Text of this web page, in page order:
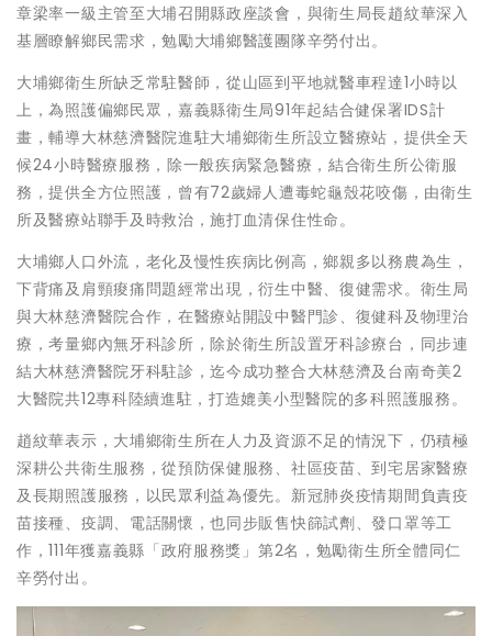
章梁率一級主管至大埔召開縣政座談會，與衛生局長趙紋華深入
基層瞭解鄉民需求，勉勵大埔鄉醫護團隊辛勞付出。
大埔鄉衛生所缺乏常駐醫師，從山區到平地就醫車程達1小時以
上，為照護偏鄉民眾，嘉義縣衛生局91年起結合健保署IDS計
畫，輔導大林慈濟醫院進駐大埔鄉衛生所設立醫療站，提供全天
候24小時醫療服務，除一般疾病緊急醫療，結合衛生所公衛服
務，提供全方位照護，曾有72歲婦人遭毒蛇龜殼花咬傷，由衛生
所及醫療站聯手及時救治，施打血清保住性命。
大埔鄉人口外流，老化及慢性疾病比例高，鄉親多以務農為生，
下背痛及肩頸痠痛問題經常出現，衍生中醫、復健需求。衛生局
與大林慈濟醫院合作，在醫療站開設中醫門診、復健科及物理治
療，考量鄉內無牙科診所，除於衛生所設置牙科診療台，同步連
結大林慈濟醫院牙科駐診，迄今成功整合大林慈濟及台南奇美2
大醫院共12專科陸續進駐，打造媲美小型醫院的多科照護服務。
趙紋華表示，大埔鄉衛生所在人力及資源不足的情況下，仍積極
深耕公共衛生服務，從預防保健服務、社區疫苗、到宅居家醫療
及長期照護服務，以民眾利益為優先。新冠肺炎疫情期間負責疫
苗接種、疫調、電話關懷，也同步販售快篩試劑、發口罩等工
作，111年獲嘉義縣「政府服務獎」第2名，勉勵衛生所全體同仁
辛勞付出。